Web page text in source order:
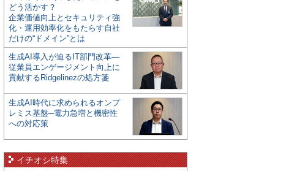
どう活かす？
企業価値向上とセキュリティ強
化・運用効率化をもたらす自社
だけの“ドメイン”とは
生成AI導入が迫るIT部門改革―
従業員エンゲージメント向上に
貢献するRidgelinezの処方箋
生成AI時代に求められるオンプ
レミス基盤─電力急増と機密性
への対応策
イチオシ特集